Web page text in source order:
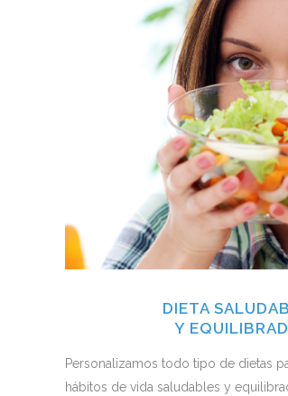
DIETA
Y
Personalizamos todo tipo de dietas
hábitos de vida saludables y